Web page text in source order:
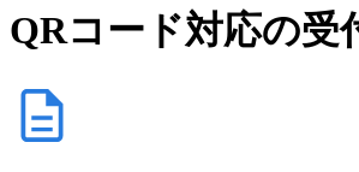
QRコード対応の受